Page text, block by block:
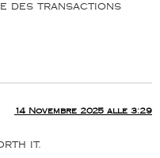
des transactions
14 Novembre 2025 alle 3:29
it.